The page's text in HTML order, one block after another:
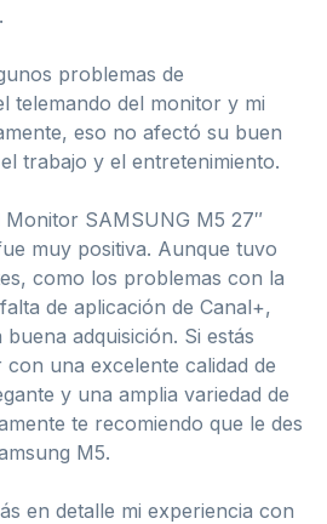
problemas de
telemando del monitor y mi
eso no afectó su buen
trabajo y el entretenimiento.
SAMSUNG M5 27″
muy positiva. Aunque tuvo
como los problemas con la
de aplicación de Canal+,
adquisición. Si estás
una excelente calidad de
y una amplia variedad de
te recomiendo que le des
M5.
en detalle mi experiencia con